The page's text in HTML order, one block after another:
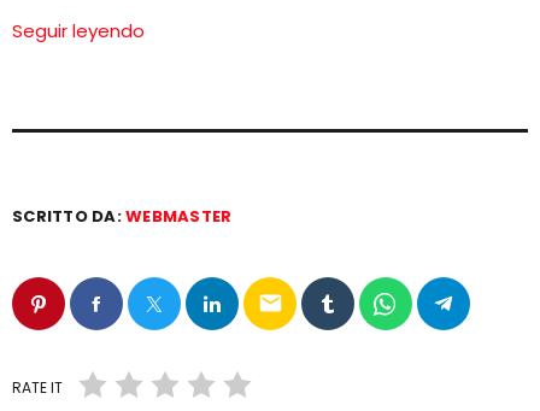
Seguir leyendo
SCRITTO DA:WEBMASTER
email
RATE IT